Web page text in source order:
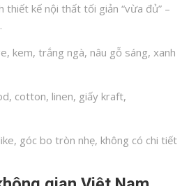
thiết kế nội thất tối giản “vừa đủ” –
kem, trắng ngà, nâu gỗ sáng, xanh
cotton, linen, giấy kraft,
góc bo tròn nhẹ, không có chi tiết